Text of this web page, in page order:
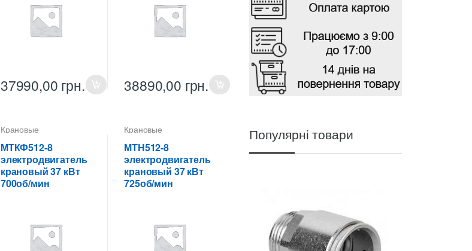
37990,00 грн. 38890,00 грн.
Крановые
МТКФ512-8
электродвигатель
крановый 37 кВт
700об/мин
Крановые
МТH512-8
электродвигатель
крановый 37 кВт
725об/мин
Популярні товари